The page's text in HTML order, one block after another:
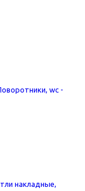
wc -
накладные,